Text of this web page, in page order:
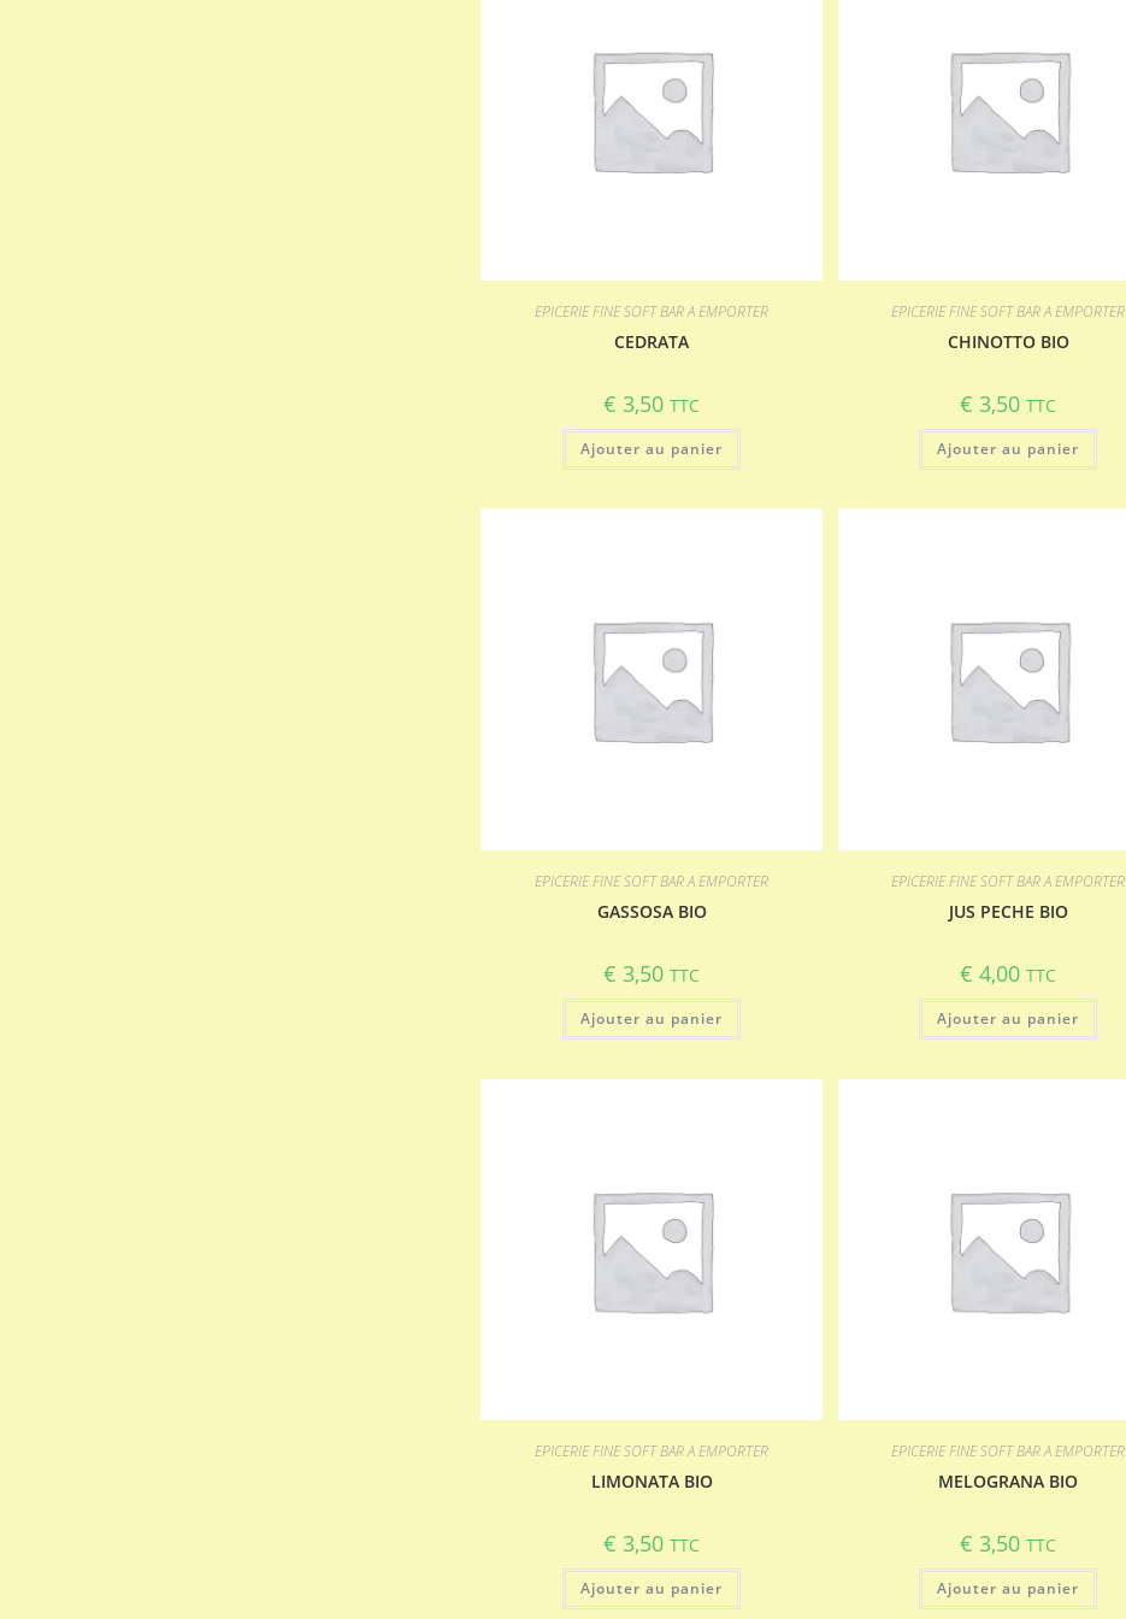
EPICERIE FINE SOFT BAR A EMPORTER
CEDRATA
€ 3,50 TTC
Ajouter au panier
EPICERIE FINE SOFT BAR A EMPORTER
CHINOTTO BIO
€ 3,50 TTC
Ajouter au panier
EPICERIE FINE SOFT BAR A EMPORTER
GASSOSA BIO
€ 3,50 TTC
Ajouter au panier
EPICERIE FINE SOFT BAR A EMPORTER
JUS PECHE BIO
€ 4,00 TTC
Ajouter au panier
EPICERIE FINE SOFT BAR A EMPORTER
LIMONATA BIO
€ 3,50 TTC
Ajouter au panier
EPICERIE FINE SOFT BAR A EMPORTER
MELOGRANA BIO
€ 3,50 TTC
Ajouter au panier